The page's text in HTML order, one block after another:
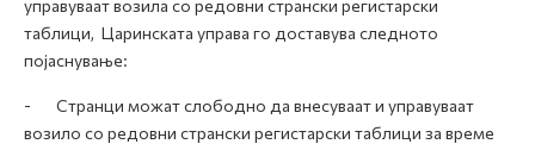
управуваат возила со редовни странски регистарски
таблици, Царинската управа го доставува следното
појаснување:
- Странци можат слободно да внесуваат и управуваат
возило со редовни странски регистарски таблици за време